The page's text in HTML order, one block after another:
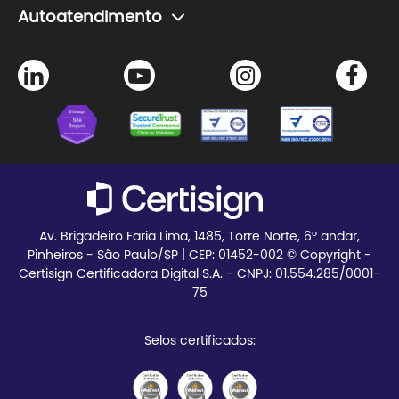
Trabalhe Conosco
Autoatendimento
Instalação de certificado
Meus pedidos
Av. Brigadeiro Faria Lima, 1485, Torre Norte, 6º andar,
Pinheiros - São Paulo/SP | CEP: 01452-002 © Copyright -
Certisign Certificadora Digital S.A. - CNPJ: 01.554.285/0001-
75
Selos certificados: